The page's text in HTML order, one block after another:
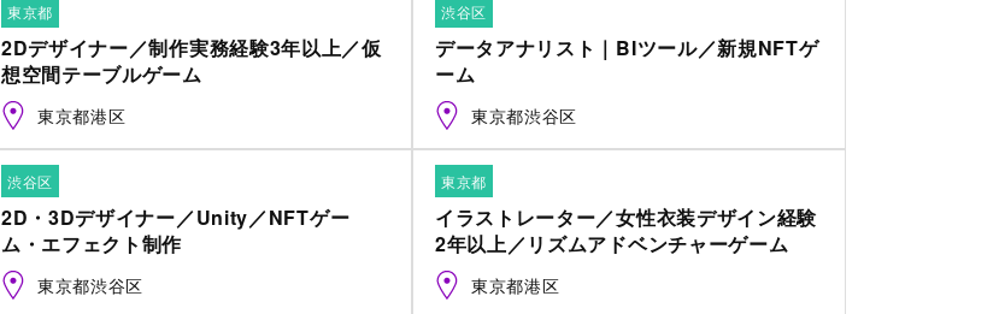
東京都
2Dデザイナー／制作実務経験3年以上／仮
想空間テーブルゲーム
東京都港区
渋谷区
データアナリスト｜BIツール／新規NFTゲ
ーム
東京都渋谷区
渋谷区
2D・3Dデザイナー／Unity／NFTゲー
ム・エフェクト制作
東京都渋谷区
東京都
イラストレーター／女性衣装デザイン経験
2年以上／リズムアドベンチャーゲーム
東京都港区